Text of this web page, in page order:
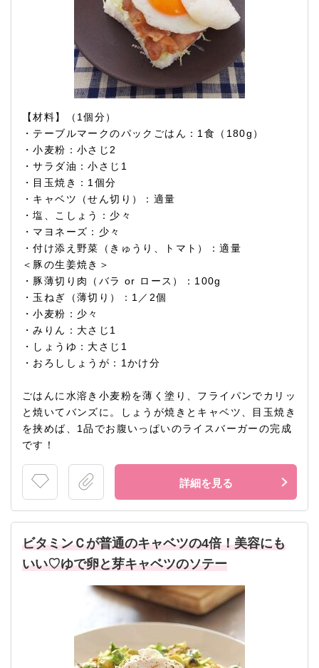
【材料】（1個分）
・テーブルマークのパックごはん：1食（180g）
・小麦粉：小さじ2
・サラダ油：小さじ1
・目玉焼き：1個分
・キャベツ（せん切り）：適量
・塩、こしょう：少々
・マヨネーズ：少々
・付け添え野菜（きゅうり、トマト）：適量
＜豚の生姜焼き＞
・豚薄切り肉（バラ or ロース）：100g
・玉ねぎ（薄切り）：1／2個
・小麦粉：少々
・みりん：大さじ1
・しょうゆ：大さじ1
・おろししょうが：1かけ分
ごはんに水溶き小麦粉を薄く塗り、フライパンでカリッ
と焼いてバンズに。しょうが焼きとキャベツ、目玉焼き
を挟めば、1品でお腹いっぱいのライスバーガーの完成
です！
詳細を見る
ビタミンＣが普通のキャベツの4倍！美容にも
いい♡ゆで卵と芽キャベツのソテー